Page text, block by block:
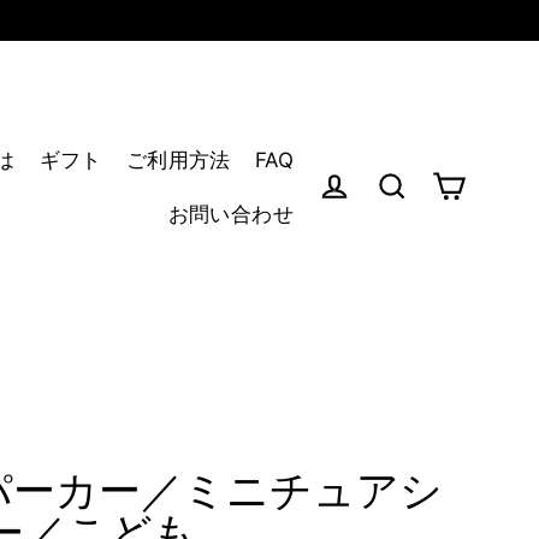
ギフト ご利用方法 FAQ
お問い合わせ
カー／ミニチュアシ